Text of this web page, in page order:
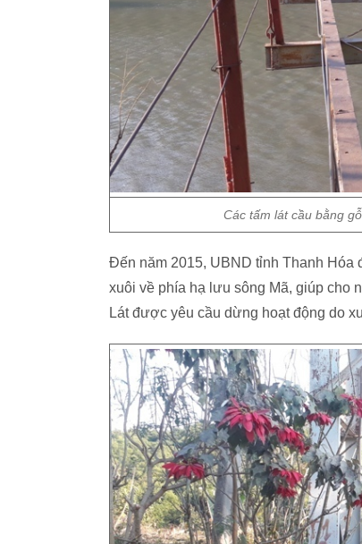
Các tấm lát cầu bằng
Đến năm 2015, UBND tỉnh Thanh Hóa
xuôi về phía hạ lưu sông Mã, giúp cho
Lát được yêu cầu dừng hoạt động do